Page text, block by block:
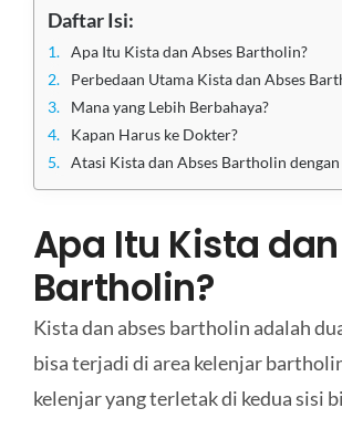
Daftar Isi:
Apa Itu Kista dan Abses Bartholin?
Perbedaan Utama Kista dan Abses
Mana yang Lebih Berbahaya?
Kapan Harus ke Dokter?
Atasi Kista dan Abses Bartholin dengan Tepat di
Apa Itu Kista
Bartholin?
Kista dan abses bartholin adalah
bisa terjadi di area kelenjar
kelenjar yang terletak di kedua sisi